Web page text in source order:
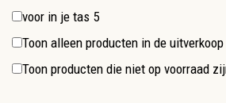
voor in je tas 5
Toon alleen producten in de uitverkoop
Toon producten die niet op voorraad